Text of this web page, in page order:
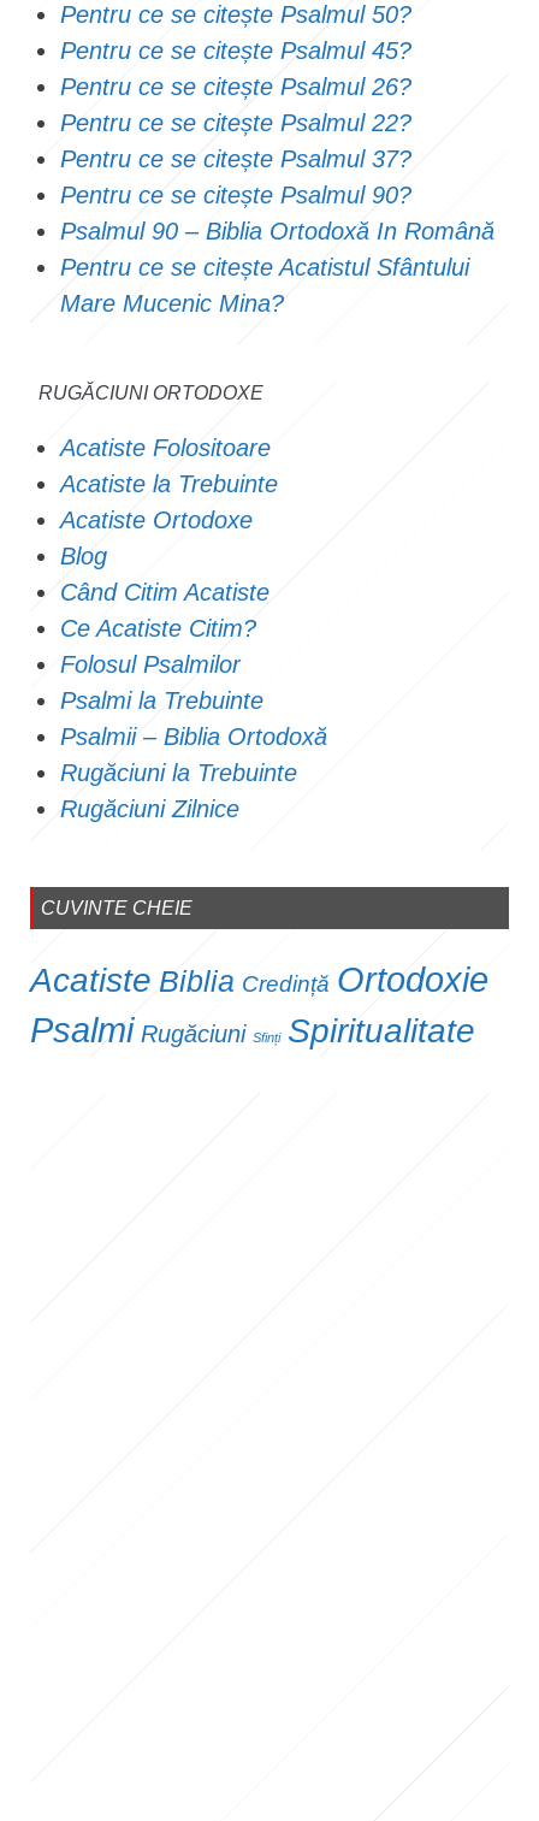
Pentru ce se citește Psalmul 50?
Pentru ce se citește Psalmul 45?
Pentru ce se citește Psalmul 26?
Pentru ce se citește Psalmul 22?
Pentru ce se citește Psalmul 37?
Pentru ce se citește Psalmul 90?
Psalmul 90 – Biblia Ortodoxă In Română
Pentru ce se citește Acatistul Sfântului
Mare Mucenic Mina?
RUGĂCIUNI ORTODOXE
Acatiste Folositoare
Acatiste la Trebuinte
Acatiste Ortodoxe
Blog
Când Citim Acatiste
Ce Acatiste Citim?
Folosul Psalmilor
Psalmi la Trebuinte
Psalmii – Biblia Ortodoxă
Rugăciuni la Trebuinte
Rugăciuni Zilnice
CUVINTE CHEIE
Acatiste Biblia Credință Ortodoxie
Psalmi Rugăciuni Sfinți Spiritualitate